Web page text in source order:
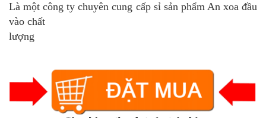
Là một công ty chuyên cung cấp sỉ sản phẩm An xoa đầu
vào chất
lượng